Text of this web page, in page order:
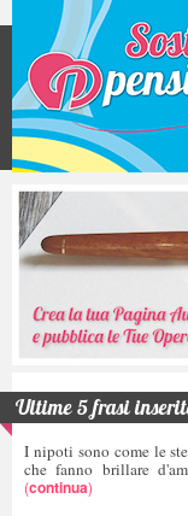
Ultime 5 frasi
I nipoti sono come le
che fanno brillare
(continua)